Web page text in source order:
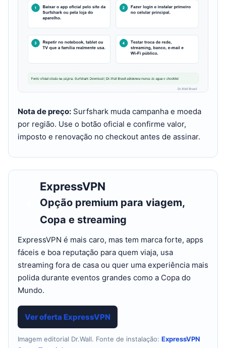
Nota de preço: Surfshark muda campanha e moeda
por região. Use o botão oficial e confirme valor,
imposto e renovação no checkout antes de assinar.
ExpressVPN
Opção premium para viagem,
Copa e streaming
ExpressVPN é mais caro, mas tem marca forte, apps
fáceis e boa reputação para quem viaja, usa
streaming fora de casa ou quer uma experiência mais
polida durante eventos grandes como a Copa do
Mundo.
Ver oferta ExpressVPN
Imagem editorial Dr.Wall. Fonte de instalação: ExpressVPN